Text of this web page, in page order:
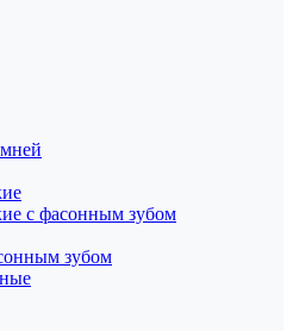
с фасонным зубом
зубом